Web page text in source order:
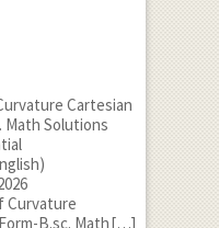
Cartesian
Math Solutions
Curvature
B.sc. Math[…]